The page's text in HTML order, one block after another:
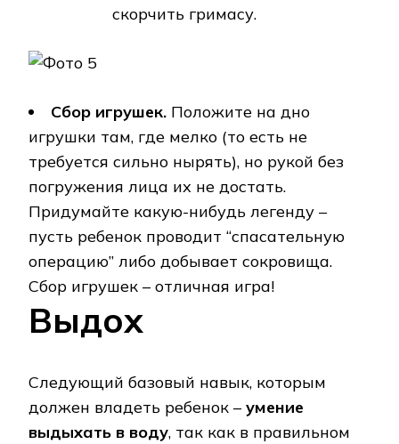
скорчить гримасу.
Сбор игрушек. Положите на дно
игрушки там, где мелко (то есть не
требуется сильно нырять), но рукой без
погружения лица их не достать.
Придумайте какую-нибудь легенду –
пусть ребенок проводит “спасательную
операцию” либо добывает сокровища.
Сбор игрушек – отличная игра!
Выдох
Следующий базовый навык, которым
должен владеть ребенок – умение
выдыхать в воду, так как в правильном